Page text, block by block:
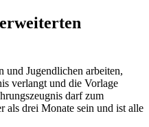
und Jugendlichen arbeiten,
verlangt und die Vorlage
darf zum
als drei Monate sein und ist alle